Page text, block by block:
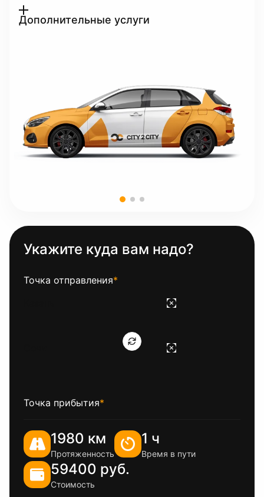
Дополнительные услуги
Укажите куда вам надо?
Точка отправления*
Точка прибытия*
1980 км
Протяженность
1 ч
Время в пути
59400 руб.
Стоимость